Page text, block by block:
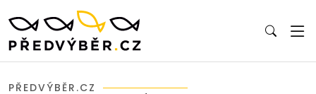
PŘEDVÝBĚR.CZ